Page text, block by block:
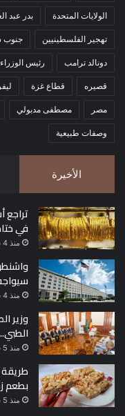
الولايات المتحدة بدر عبد
تهجير الفلسطينيين جنوب
دونالد ترامب رئيس الوزراء
قصيره قطاع غزة
مصر مصطفى مدبولي
وصفات طبيعية
الأخيرة
في
منذ 4 ساعات
منذ 4 ساعات
وزير
منذ 5 ساعات
بطعم
منذ 5 ساعات